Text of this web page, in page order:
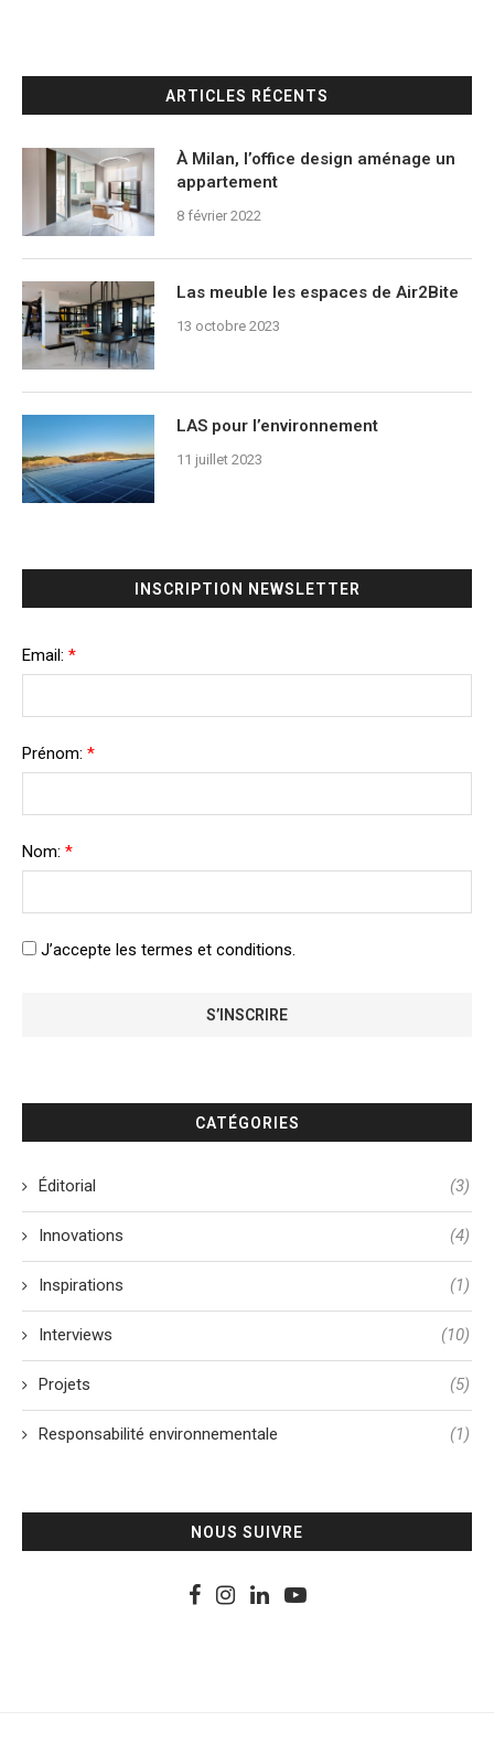
ARTICLES RÉCENTS
À Milan, l’office design aménage un
appartement
8 février 2022
Las meuble les espaces de Air2Bite
13 octobre 2023
LAS pour l’environnement
11 juillet 2023
INSCRIPTION NEWSLETTER
Email: *
Prénom: *
Nom: *
J’accepte les termes et conditions.
CATÉGORIES
Éditorial (3)
Innovations (4)
Inspirations (1)
Interviews (10)
Projets (5)
Responsabilité environnementale (1)
NOUS SUIVRE